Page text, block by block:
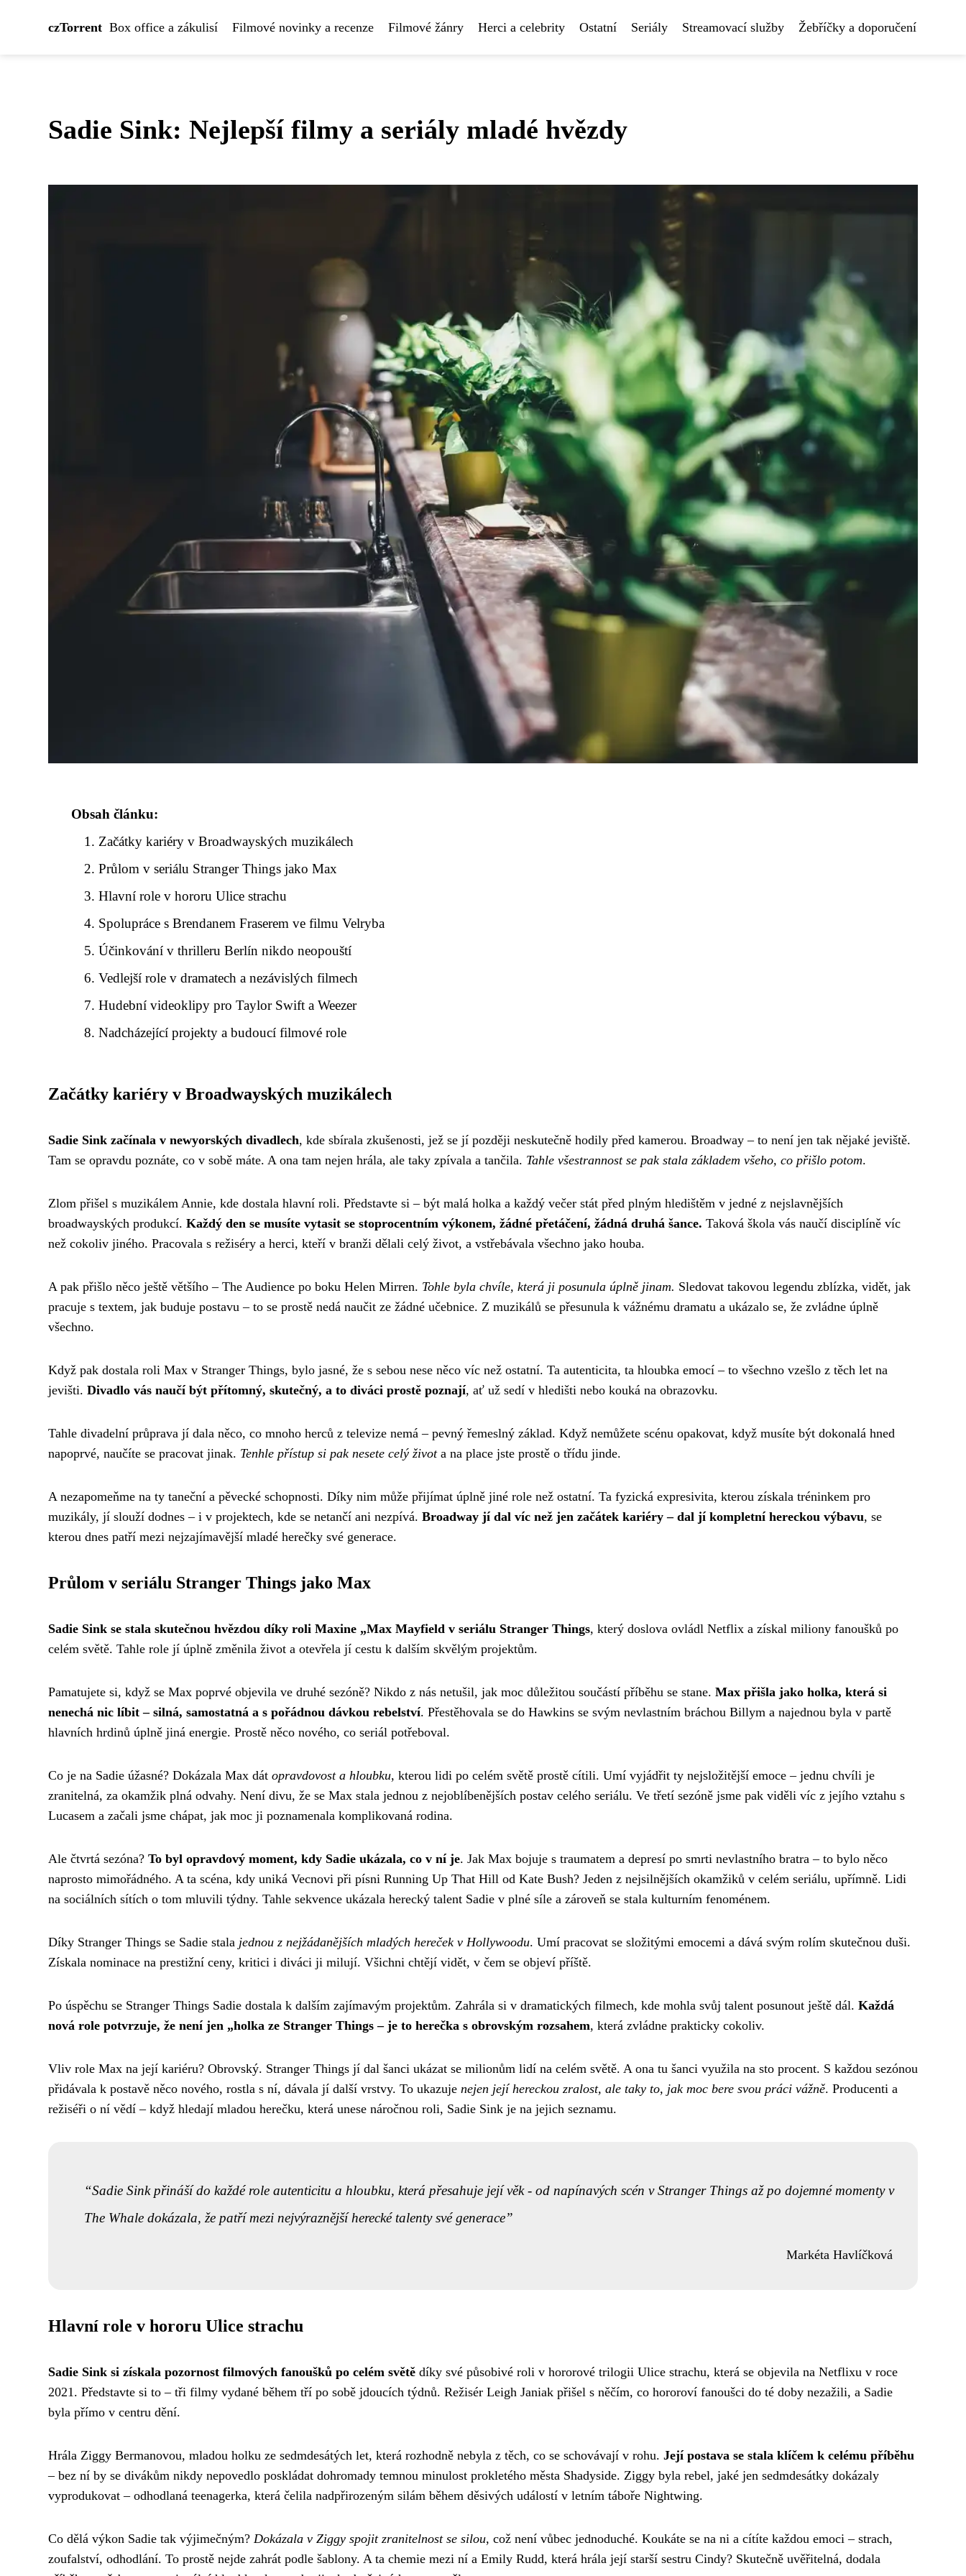
czTorrent Box office a zákulisí Filmové novinky a recenze Filmové žánry Herci a celebrity Ostatní Seriály Streamovací služby Žebříčky a doporučení
Sadie Sink: Nejlepší filmy a seriály mladé hvězdy
Obsah článku:
Začátky kariéry v Broadwayských muzikálech
Průlom v seriálu Stranger Things jako Max
Hlavní role v hororu Ulice strachu
Spolupráce s Brendanem Fraserem ve filmu Velryba
Účinkování v thrilleru Berlín nikdo neopouští
Vedlejší role v dramatech a nezávislých filmech
Hudební videoklipy pro Taylor Swift a Weezer
Nadcházející projekty a budoucí filmové role
Začátky kariéry v Broadwayských muzikálech
Sadie Sink začínala v newyorských divadlech, kde sbírala zkušenosti, jež se jí později neskutečně hodily před kamerou. Broadway – to není jen tak nějaké jeviště.
Tam se opravdu poznáte, co v sobě máte. A ona tam nejen hrála, ale taky zpívala a tančila. Tahle všestrannost se pak stala základem všeho, co přišlo potom.
Zlom přišel s muzikálem Annie, kde dostala hlavní roli. Představte si – být malá holka a každý večer stát před plným hledištěm v jedné z nejslavnějších
broadwayských produkcí. Každý den se musíte vytasit se stoprocentním výkonem, žádné přetáčení, žádná druhá šance. Taková škola vás naučí disciplíně víc
než cokoliv jiného. Pracovala s režiséry a herci, kteří v branži dělali celý život, a vstřebávala všechno jako houba.
A pak přišlo něco ještě většího – The Audience po boku Helen Mirren. Tohle byla chvíle, která ji posunula úplně jinam. Sledovat takovou legendu zblízka, vidět, jak
pracuje s textem, jak buduje postavu – to se prostě nedá naučit ze žádné učebnice. Z muzikálů se přesunula k vážnému dramatu a ukázalo se, že zvládne úplně
všechno.
Když pak dostala roli Max v Stranger Things, bylo jasné, že s sebou nese něco víc než ostatní. Ta autenticita, ta hloubka emocí – to všechno vzešlo z těch let na
jevišti. Divadlo vás naučí být přítomný, skutečný, a to diváci prostě poznají, ať už sedí v hledišti nebo kouká na obrazovku.
Tahle divadelní průprava jí dala něco, co mnoho herců z televize nemá – pevný řemeslný základ. Když nemůžete scénu opakovat, když musíte být dokonalá hned
napoprvé, naučíte se pracovat jinak. Tenhle přístup si pak nesete celý života na place jste prostě o třídu jinde.
A nezapomeňme na ty taneční a pěvecké schopnosti. Díky nim může přijímat úplně jiné role než ostatní. Ta fyzická expresivita, kterou získala tréninkem pro
muzikály, jí slouží dodnes – i v projektech, kde se netančí ani nezpívá. Broadway jí dal víc než jen začátek kariéry – dal jí kompletní hereckou výbavu, se
kterou dnes patří mezi nejzajímavější mladé herečky své generace.
Průlom v seriálu Stranger Things jako Max
Sadie Sink se stala skutečnou hvězdou díky roli Maxine „Max Mayfield v seriálu Stranger Things, který doslova ovládl Netflix a získal miliony fanoušků po
celém světě. Tahle role jí úplně změnila život a otevřela jí cestu k dalším skvělým projektům.
Pamatujete si, když se Max poprvé objevila ve druhé sezóně? Nikdo z nás netušil, jak moc důležitou součástí příběhu se stane. Max přišla jako holka, která si
nenechá nic líbit – silná, samostatná a s pořádnou dávkou rebelství. Přestěhovala se do Hawkins se svým nevlastním bráchou Billym a najednou byla v partě
hlavních hrdinů úplně jiná energie. Prostě něco nového, co seriál potřeboval.
Co je na Sadie úžasné? Dokázala Max dát opravdovost a hloubku, kterou lidi po celém světě prostě cítili. Umí vyjádřit ty nejsložitější emoce – jednu chvíli je
zranitelná, za okamžik plná odvahy. Není divu, že se Max stala jednou z nejoblíbenějších postav celého seriálu. Ve třetí sezóně jsme pak viděli víc z jejího vztahu s
Lucasem a začali jsme chápat, jak moc ji poznamenala komplikovaná rodina.
Ale čtvrtá sezóna? To byl opravdový moment, kdy Sadie ukázala, co v ní je. Jak Max bojuje s traumatem a depresí po smrti nevlastního bratra – to bylo něco
naprosto mimořádného. A ta scéna, kdy uniká Vecnovi při písni Running Up That Hill od Kate Bush? Jeden z nejsilnějších okamžiků v celém seriálu, upřímně. Lidi
na sociálních sítích o tom mluvili týdny. Tahle sekvence ukázala herecký talent Sadie v plné síle a zároveň se stala kulturním fenoménem.
Díky Stranger Things se Sadie stala jednou z nejžádanějších mladých hereček v Hollywoodu. Umí pracovat se složitými emocemi a dává svým rolím skutečnou duši.
Získala nominace na prestižní ceny, kritici i diváci ji milují. Všichni chtějí vidět, v čem se objeví příště.
Po úspěchu se Stranger Things Sadie dostala k dalším zajímavým projektům. Zahrála si v dramatických filmech, kde mohla svůj talent posunout ještě dál. Každá
nová role potvrzuje, že není jen „holka ze Stranger Things – je to herečka s obrovským rozsahem, která zvládne prakticky cokoliv.
Vliv role Max na její kariéru? Obrovský. Stranger Things jí dal šanci ukázat se milionům lidí na celém světě. A ona tu šanci využila na sto procent. S každou sezónou
přidávala k postavě něco nového, rostla s ní, dávala jí další vrstvy. To ukazuje nejen její hereckou zralost, ale taky to, jak moc bere svou práci vážně. Producenti a
režiséři o ní vědí – když hledají mladou herečku, která unese náročnou roli, Sadie Sink je na jejich seznamu.
Sadie Sink přináší do každé role autenticitu a hloubku, která přesahuje její věk - od napínavých scén v Stranger Things až po dojemné momenty v
The Whale dokázala, že patří mezi nejvýraznější herecké talenty své generace
Markéta Havlíčková
Hlavní role v hororu Ulice strachu
Sadie Sink si získala pozornost filmových fanoušků po celém světě díky své působivé roli v hororové trilogii Ulice strachu, která se objevila na Netflixu v roce
2021. Představte si to – tři filmy vydané během tří po sobě jdoucích týdnů. Režisér Leigh Janiak přišel s něčím, co hororoví fanoušci do té doby nezažili, a Sadie
byla přímo v centru dění.
Hrála Ziggy Bermanovou, mladou holku ze sedmdesátých let, která rozhodně nebyla z těch, co se schovávají v rohu. Její postava se stala klíčem k celému příběhu
– bez ní by se divákům nikdy nepovedlo poskládat dohromady temnou minulost prokletého města Shadyside. Ziggy byla rebel, jaké jen sedmdesátky dokázaly
vyprodukovat – odhodlaná teenagerka, která čelila nadpřirozeným silám během děsivých událostí v letním táboře Nightwing.
Co dělá výkon Sadie tak výjimečným? Dokázala v Ziggy spojit zranitelnost se silou, což není vůbec jednoduché. Koukáte se na ni a cítíte každou emoci – strach,
zoufalství, odhodlání. To prostě nejde zahrát podle šablony. A ta chemie mezi ní a Emily Rudd, která hrála její starší sestru Cindy? Skutečně uvěřitelná, dodala